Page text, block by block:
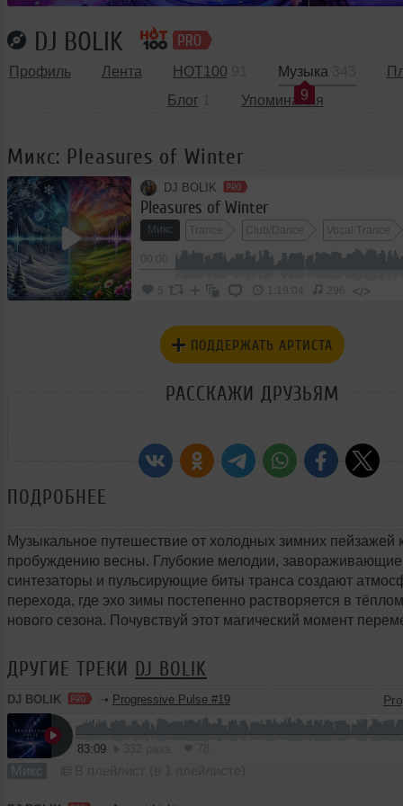
DJ BOLIK
Профиль Лента HOT100
Музыка
9
Блог
Упоминания
Микс: Pleasures of Winter
DJ BOLIK
Pleasures of Winter
Микс Trance Club/Dance Vocal Trance
5 1:19:04 296 </>
ПОДДЕРЖАТЬ АРТИСТА
РАССКАЖИ ДРУЗЬЯМ
ПОДРОБНЕЕ
Музыкальное путешествие от холодных зимних пейзажей
пробуждению весны. Глубокие мелодии, завораживающие
синтезаторы и пульсирующие биты транса создают
перехода, где эхо зимы постепенно растворяется в
нового сезона. Почувствуй этот магический момент
ДРУГИЕ ТРЕКИ DJ BOLIK
DJ BOLIK ➝ Progressive Pulse #19
83:09
Микс